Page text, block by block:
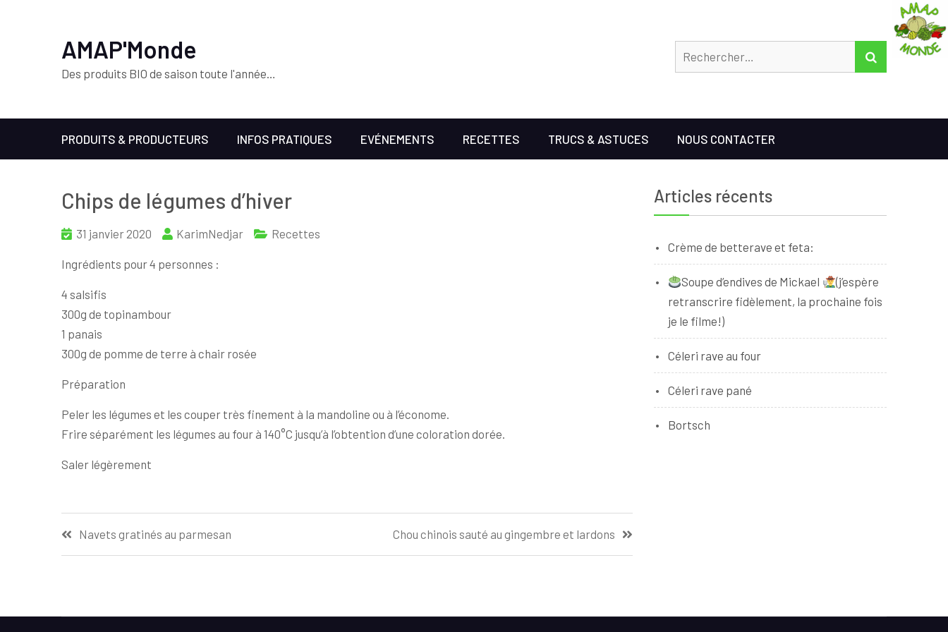
AMAP'Monde
Des produits BIO de saison toute l'année…
RECHERCHER
PRODUITS & PRODUCTEURS INFOS PRATIQUES EVÉNEMENTS RECETTES TRUCS & ASTUCES NOUS CONTACTER
Chips de légumes d’hiver
31 janvier 2020 KarimNedjar Recettes
Ingrédients pour 4 personnes :
4 salsifis
300g de topinambour
1 panais
300g de pomme de terre à chair rosée
Préparation
Peler les légumes et les couper très finement à la mandoline ou à l’économe.
Frire séparément les légumes au four à 140°C jusqu’à l’obtention d’une coloration dorée.
Saler légèrement
Navigation
de
Navets gratinés au parmesan Chou chinois sauté au gingembre et lardons
Articles récents
Crème de betterave et feta:
Soupe d’endives de Mickael
(j’espère
retranscrire fidèlement, la prochaine fois
je le filme!)
Céleri rave au four
Céleri rave pané
Bortsch